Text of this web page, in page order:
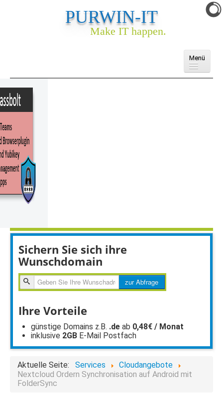
PURWIN-IT
Make IT happen.
Menü
Domains
E-Mail
Webhosting
Webseite & Webshop
Ankauf
Sichern Sie sich ihre
Wunschdomain
zur
Abfragen
zur Abfrage
Ihre Vorteile
günstige Domains z.B. .de ab 0,48€ / Monat
inklusive 2GB E-Mail Postfach
Aktuelle Seite: Services
Cloudangebote
Nextcloud Ordern Synchronisation auf Android mit
FolderSync